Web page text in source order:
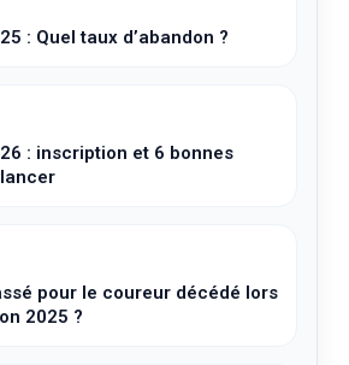
: Quel taux d’abandon ?
: inscription et 6 bonnes
pour le coureur décédé lors
2025 ?